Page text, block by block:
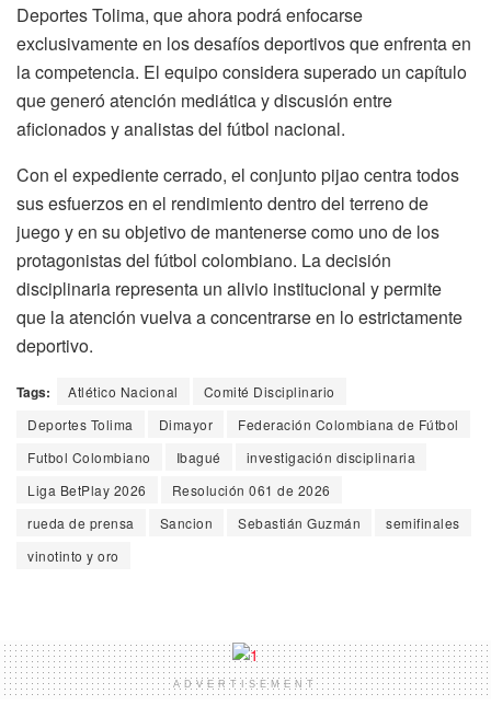
Deportes Tolima, que ahora podrá enfocarse
exclusivamente en los desafíos deportivos que enfrenta en
la competencia. El equipo considera superado un capítulo
que generó atención mediática y discusión entre
aficionados y analistas del fútbol nacional.
Con el expediente cerrado, el conjunto pijao centra todos
sus esfuerzos en el rendimiento dentro del terreno de
juego y en su objetivo de mantenerse como uno de los
protagonistas del fútbol colombiano. La decisión
disciplinaria representa un alivio institucional y permite
que la atención vuelva a concentrarse en lo estrictamente
deportivo.
Tags: Atlético Nacional
Comité Disciplinario
Deportes Tolima
Dimayor
Federación Colombiana de Fútbol
Futbol Colombiano
Ibagué
investigación disciplinaria
Liga BetPlay 2026
Resolución 061 de 2026
rueda de prensa
Sancion Sebastián Guzmán
semifinales
vinotinto y oro
ADVERTISEMENT